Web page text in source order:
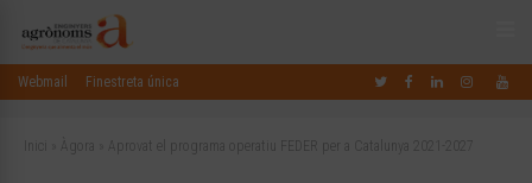
Webmail Finestreta única
Inici Àgora Aprovat el programa operatiu FEDER per a Catalunya 2021-2027